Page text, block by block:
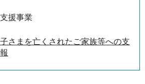
援事業
さまを亡くされたご家族等への支